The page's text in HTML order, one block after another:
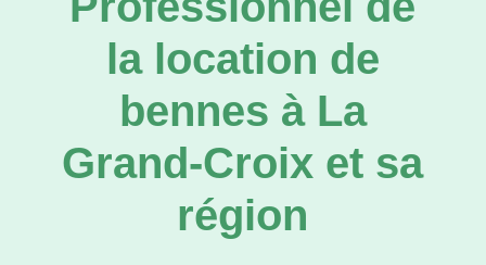
la location de
bennes à La
Grand-Croix et sa
région